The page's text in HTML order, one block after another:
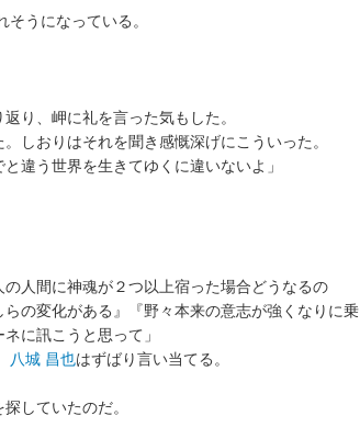
うになっている。
り、岬に礼を言った気もした。
しおりはそれを聞き感慨深げにこういった。
違う世界を生きてゆくに違いないよ」
人間に神魂が２つ以上宿った場合どうなるの
の変化がある』『野々本来の意志が強くなりに乗
に訊こうと思って」
八城 昌也はずばり言い当てる。
していたのだ。